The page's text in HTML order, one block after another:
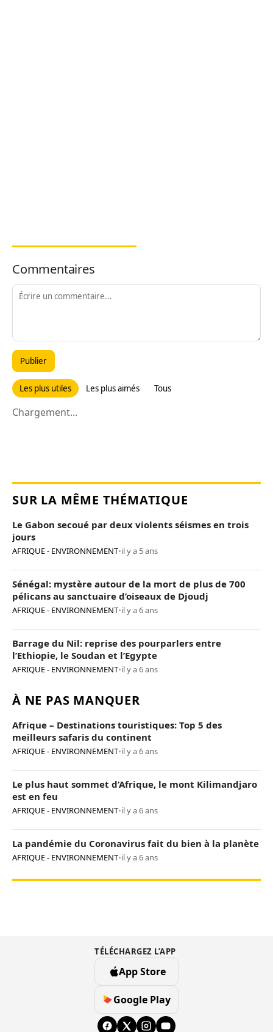
Commentaires
Publier
Les plus utiles Les plus aimés Tous
Chargement...
SUR LA MÊME THÉMATIQUE
Le Gabon secoué par deux violents séismes en trois
jours
AFRIQUE - ENVIRONNEMENT•il y a 5 ans
Sénégal: mystère autour de la mort de plus de 700
pélicans au sanctuaire d’oiseaux de Djoudj
AFRIQUE - ENVIRONNEMENT•il y a 6 ans
Barrage du Nil: reprise des pourparlers entre
l’Ethiopie, le Soudan et l’Egypte
AFRIQUE - ENVIRONNEMENT•il y a 6 ans
À NE PAS MANQUER
Afrique – Destinations touristiques: Top 5 des
meilleurs safaris du continent
AFRIQUE - ENVIRONNEMENT•il y a 6 ans
Le plus haut sommet d’Afrique, le mont Kilimandjaro
est en feu
AFRIQUE - ENVIRONNEMENT•il y a 6 ans
La pandémie du Coronavirus fait du bien à la planète
AFRIQUE - ENVIRONNEMENT•il y a 6 ans
TÉLÉCHARGEZ L’APP
App Store
Google Play